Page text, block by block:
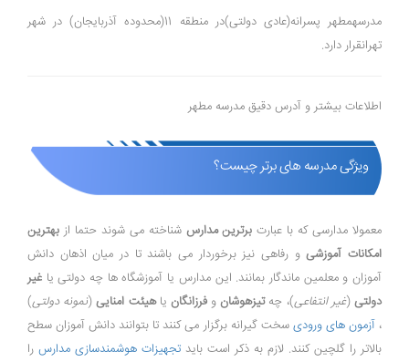
مدرسهمطهر پسرانه(عادی دولتی)در منطقه 11(محدوده آذربایجان) در شهر
تهرانقرار دارد.
اطلاعات بیشتر و آدرس دقیق مدرسه مطهر
ویژگی مدرسه های برتر چیست؟
معمولا مدارسی که با عبارت برترین مدارس شناخته می شوند حتما از بهترین
امکانات آموزشیو رفاهی نیز برخوردار می باشند تا در میان اذهان دانش
آموزان و معلمین ماندگار بمانند. این مدارس یا آموزشگاه ها چه دولتی یا غیر
دولتی(غیر انتفاعی)، چهتیزهوشانوفرزانگان یاهیئت امنایی(نمونه دولتی)
،آزمون های ورودی سخت گیرانه برگزار می کنند تا بتوانند دانش آموزان سطح
بالاتر را گلچین کنند. لازم به ذکر است باید تجهیزات هوشمندسازی مدارس را